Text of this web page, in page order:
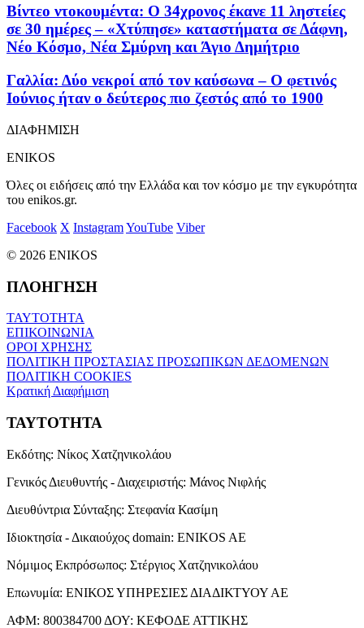
Βίντεο ντοκουμέντα: Ο 34χρονος έκανε 11 ληστείες
σε 30 ημέρες – «Χτύπησε» καταστήματα σε Δάφνη,
Νέο Κόσμο, Νέα Σμύρνη και Άγιο Δημήτριο
Γαλλία: Δύο νεκροί από τον καύσωνα – Ο φετινός
Ιούνιος ήταν ο δεύτερος πιο ζεστός από το 1900
ΔΙΑΦΗΜΙΣΗ
ENIKOS
Όλες οι ειδήσεις από την Ελλάδα και τον κόσμο με την εγκυρότητα
του enikos.gr.
Facebook X InstagramYouTube Viber
© 2026 ENIKOS
ΠΛΟΗΓΗΣΗ
ΤΑΥΤΟΤΗΤΑ
ΕΠΙΚΟΙΝΩΝΙΑ
ΟΡΟΙ ΧΡΗΣΗΣ
ΠΟΛΙΤΙΚΗ ΠΡΟΣΤΑΣΙΑΣ ΠΡΟΣΩΠΙΚΩΝ ΔΕΔΟΜΕΝΩΝ
ΠΟΛΙΤΙΚΗ COOKIES
Κρατική Διαφήμιση
ΤΑΥΤΟΤΗΤΑ
Εκδότης: Νίκος Χατζηνικολάου
Γενικός Διευθυντής - Διαχειριστής: Μάνος Νιφλής
Διευθύντρια Σύνταξης: Στεφανία Κασίμη
Ιδιοκτησία - Δικαιούχος domain: ENIKOS AE
Νόμιμος Εκπρόσωπος: Στέργιος Χατζηνικολάου
Επωνυμία: ΕΝΙΚΟΣ ΥΠΗΡΕΣΙΕΣ ΔΙΑΔΙΚΤΥΟΥ ΑΕ
ΑΦΜ: 800384700 ΔΟΥ: ΚΕΦΟΔΕ ΑΤΤΙΚΗΣ